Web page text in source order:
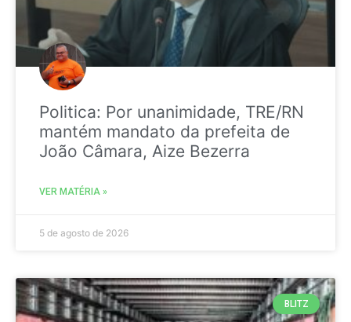
Politica: Por unanimidade, TRE/RN
mantém mandato da prefeita de
João Câmara, Aize Bezerra
VER MATÉRIA »
5 de agosto de 2026
BLITZ